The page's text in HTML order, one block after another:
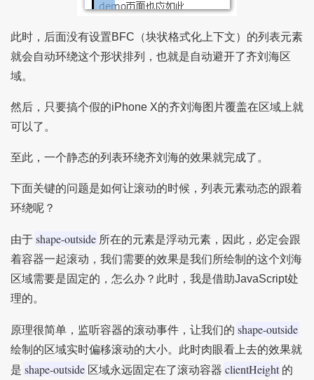
此时，后面没有设置BFC（块状格式化上下文）的列表元素
就会自动环绕这个形状排列，也就是自动避开了齐刘海区
域。
然后，只要搞个假的iPhone X的齐刘海图片覆盖在区域上就
可以了。
至此，一个静态的列表环绕齐刘海的效果就完成了。
下面关键的问题是如何让滚动的时候，列表元素动态的跟着
环绕呢？
由于 shape-outside 所在的元素是浮动元素，因此，必定会跟
着容器一起滚动，我们需要的效果是我们所绘制的这个刘海
区域需要是固定的，怎么办？此时，我是借助JavaScript处
理的。
原理很简单，监听容器的滚动事件，让我们的 shape-outside
绘制的区域实时偏移滚动的大小。此时肉眼看上去的效果就
是 shape-outside 区域永远固定在了滚动容器 clientHeight 的